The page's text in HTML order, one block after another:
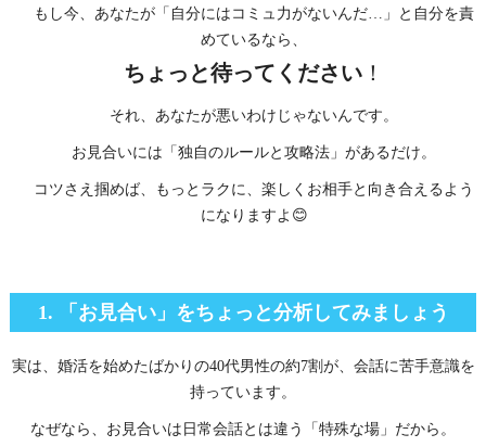
もし今、あなたが「自分にはコミュ力がないんだ…」と自分を責
めているなら、
ちょっと待ってください ！
それ、あなたが悪いわけじゃないんです。
お見合いには「独自のルールと攻略法」があるだけ。
コツさえ掴めば、もっとラクに、楽しくお相手と向き合えるよう
になりますよ😊
1. 「お見合い」をちょっと分析してみましょう
実は、婚活を始めたばかりの40代男性の約7割が、会話に苦手意識を
持っています。
なぜなら、お見合いは日常会話とは違う「特殊な場」だから。